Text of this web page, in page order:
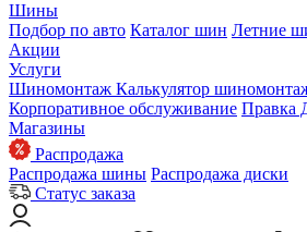
Шины
Подбор по авто Каталог шин Летние
Акции
Услуги
Шиномонтаж Калькулятор
Корпоративное обслуживание Правка
Магазины
Распродажа
Распродажа шины Распродажа диски
Статус заказа